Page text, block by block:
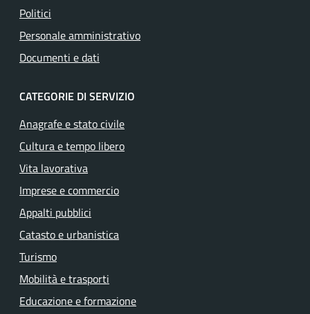
Politici
Personale amministrativo
Documenti e dati
CATEGORIE DI SERVIZIO
Anagrafe e stato civile
Cultura e tempo libero
Vita lavorativa
Imprese e commercio
Appalti pubblici
Catasto e urbanistica
Turismo
Mobilità e trasporti
Educazione e formazione